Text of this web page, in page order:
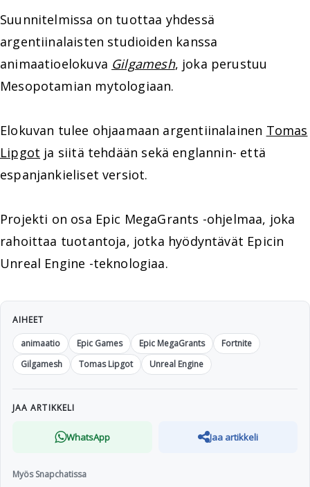
Suunnitelmissa on tuottaa yhdessä
argentiinalaisten studioiden kanssa
animaatioelokuva Gilgamesh, joka perustuu
Mesopotamian mytologiaan.
Elokuvan tulee ohjaamaan argentiinalainen Tomas
Lipgot ja siitä tehdään sekä englannin- että
espanjankieliset versiot.
Projekti on osa Epic MegaGrants -ohjelmaa, joka
rahoittaa tuotantoja, jotka hyödyntävät Epicin
Unreal Engine -teknologiaa.
AIHEET
animaatio
Epic Games Epic MegaGrants
Fortnite
Gilgamesh
Tomas Lipgot Unreal Engine
JAA ARTIKKELI
WhatsApp Jaa artikkeli
Myös Snapchatissa